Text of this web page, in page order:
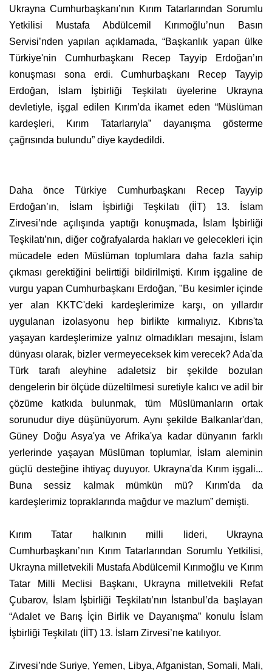
Ukrayna Cumhurbaşkanı’nın Kırım Tatarlarından Sorumlu
Yetkilisi Mustafa Abdülcemil Kırımoğlu’nun Basın
Servisi’nden yapılan açıklamada, “Başkanlık yapan ülke
Türkiye'nin Cumhurbaşkanı Recep Tayyip Erdoğan’ın
konuşması sona erdi. Cumhurbaşkanı Recep Tayyip
Erdoğan, İslam İşbirliği Teşkilatı üyelerine Ukrayna
devletiyle, işgal edilen Kırım’da ikamet eden “Müslüman
kardeşleri, Kırım Tatarlarıyla” dayanışma gösterme
çağrısında bulundu” diye kaydedildi.
Daha önce Türkiye Cumhurbaşkanı Recep Tayyip
Erdoğan’ın, İslam İşbirliği Teşkilatı (İİT) 13. İslam
Zirvesi’nde açılışında yaptığı konuşmada, İslam İşbirliği
Teşkilatı’nın, diğer coğrafyalarda hakları ve gelecekleri için
mücadele eden Müslüman toplumlara daha fazla sahip
çıkması gerektiğini belirttiği bildirilmişti. Kırım işgaline de
vurgu yapan Cumhurbaşkanı Erdoğan, "Bu kesimler içinde
yer alan KKTC'deki kardeşlerimize karşı, on yıllardır
uygulanan izolasyonu hep birlikte kırmalıyız. Kıbrıs'ta
yaşayan kardeşlerimize yalnız olmadıkları mesajını, İslam
dünyası olarak, bizler vermeyeceksek kim verecek? Ada'da
Türk tarafı aleyhine adaletsiz bir şekilde bozulan
dengelerin bir ölçüde düzeltilmesi suretiyle kalıcı ve adil bir
çözüme katkıda bulunmak, tüm Müslümanların ortak
sorunudur diye düşünüyorum. Aynı şekilde Balkanlar'dan,
Güney Doğu Asya'ya ve Afrika'ya kadar dünyanın farklı
yerlerinde yaşayan Müslüman toplumlar, İslam aleminin
güçlü desteğine ihtiyaç duyuyor. Ukrayna'da Kırım işgali...
Buna sessiz kalmak mümkün mü? Kırım'da da
kardeşlerimiz topraklarında mağdur ve mazlum” demişti.
Kırım Tatar halkının milli lideri, Ukrayna
Cumhurbaşkanı’nın Kırım Tatarlarından Sorumlu Yetkilisi,
Ukrayna milletvekili Mustafa Abdülcemil Kırımoğlu ve Kırım
Tatar Milli Meclisi Başkanı, Ukrayna milletvekili Refat
Çubarov, İslam İşbirliği Teşkilatı’nın İstanbul’da başlayan
“Adalet ve Barış İçin Birlik ve Dayanışma” konulu İslam
İşbirliği Teşkilatı (İİT) 13. İslam Zirvesi’ne katılıyor.
Zirvesi’nde Suriye, Yemen, Libya, Afganistan, Somali, Mali,